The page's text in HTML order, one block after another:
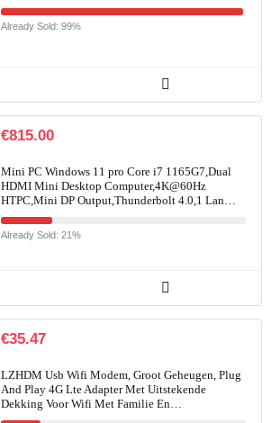
Already Sold: 99%
€815.00
Mini PC Windows 11 pro Core i7 1165G7,Dual
HDMI Mini Desktop Computer,4K@60Hz
HTPC,Mini DP Output,Thunderbolt 4.0,1 Lan…
Already Sold: 21%
€35.47
LZHDM Usb Wifi Modem, Groot Geheugen, Plug
And Play 4G Lte Adapter Met Uitstekende
Dekking Voor Wifi Met Familie En…